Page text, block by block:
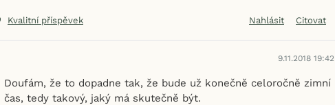
Kvalitní příspěvek Nahlásit Citovat
9.11.2018 19:42
Doufám, že to dopadne tak, že bude už konečně celoročně zimní
čas, tedy takový, jaký má skutečně být.